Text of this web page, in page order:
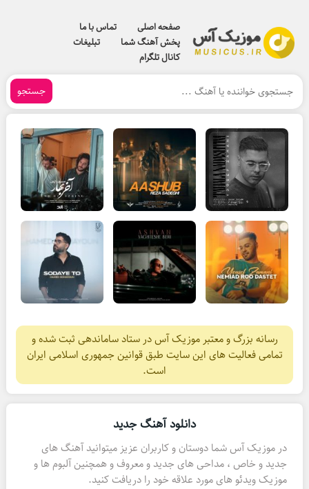
صفحه اصلی
تماس با ما
پخش آهنگ شما
تبلیغات
کانال تلگرام
جستجو
رسانه بزرگ و معتبر موزیک آس در ستاد ساماندهی ثبت شده و
تمامی فعالیت های این سایت طبق قوانین جمهوری اسلامی ایران
است.
دانلود آهنگ جدید
در موزیک آس شما دوستان و کاربران عزیز میتوانید آهنگ های
جدید و خاص ، مداحی های جدید و معروف و همچنین آلبوم ها و
موزیک ویدئو های مورد علاقه خود را دریافت کنید.